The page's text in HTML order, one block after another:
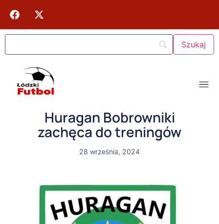
Huragan Bobrowniki
zachęca do treningów
28 września, 2024